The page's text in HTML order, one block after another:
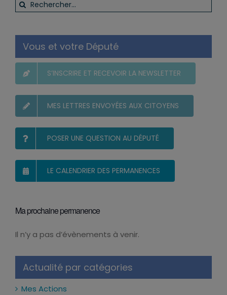
Rechercher:
Vous et votre Député
S’INSCRIRE ET RECEVOIR LA NEWSLETTER
MES LETTRES ENVOYÉES AUX CITOYENS
POSER UNE QUESTION AU DÉPUTÉ
LE CALENDRIER DES PERMANENCES
Ma prochaine permanence
Notice
Il n’y a pas d’évènements à venir.
Actualité par catégories
Mes Actions